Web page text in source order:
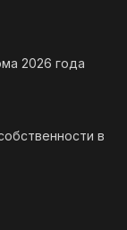
2026 года
в